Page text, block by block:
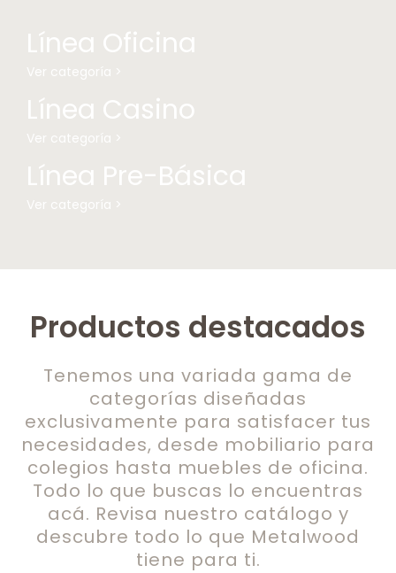
Línea Oficina
Ver categoría >
Línea Casino
Ver categoría >
Línea Pre-Básica
Ver categoría >
Productos destacados
Tenemos una variada gama de
categorías diseñadas
exclusivamente para satisfacer tus
necesidades, desde mobiliario para
colegios hasta muebles de oficina.
Todo lo que buscas lo encuentras
acá. Revisa nuestro catálogo y
descubre todo lo que Metalwood
tiene para ti.